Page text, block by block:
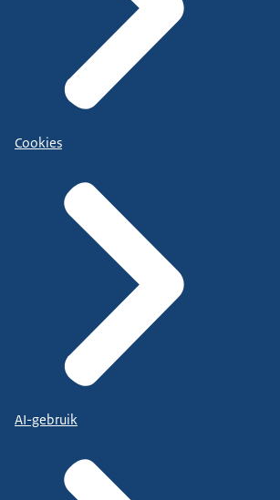
Cookies
AI-gebruik